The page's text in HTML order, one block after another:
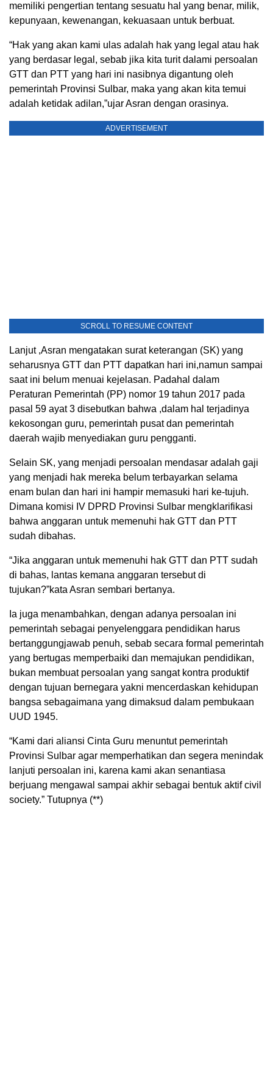
memiliki pengertian tentang sesuatu hal yang benar, milik,
kepunyaan, kewenangan, kekuasaan untuk berbuat.
“Hak yang akan kami ulas adalah hak yang legal atau hak
yang berdasar legal, sebab jika kita turit dalami persoalan
GTT dan PTT yang hari ini nasibnya digantung oleh
pemerintah Provinsi Sulbar, maka yang akan kita temui
adalah ketidak adilan,”ujar Asran dengan orasinya.
ADVERTISEMENT
SCROLL TO RESUME CONTENT
Lanjut ,Asran mengatakan surat keterangan (SK) yang
seharusnya GTT dan PTT dapatkan hari ini,namun sampai
saat ini belum menuai kejelasan. Padahal dalam
Peraturan Pemerintah (PP) nomor 19 tahun 2017 pada
pasal 59 ayat 3 disebutkan bahwa ,dalam hal terjadinya
kekosongan guru, pemerintah pusat dan pemerintah
daerah wajib menyediakan guru pengganti.
Selain SK, yang menjadi persoalan mendasar adalah gaji
yang menjadi hak mereka belum terbayarkan selama
enam bulan dan hari ini hampir memasuki hari ke-tujuh.
Dimana komisi IV DPRD Provinsi Sulbar mengklarifikasi
bahwa anggaran untuk memenuhi hak GTT dan PTT
sudah dibahas.
“Jika anggaran untuk memenuhi hak GTT dan PTT sudah
di bahas, lantas kemana anggaran tersebut di
tujukan?”kata Asran sembari bertanya.
Ia juga menambahkan, dengan adanya persoalan ini
pemerintah sebagai penyelenggara pendidikan harus
bertanggungjawab penuh, sebab secara formal pemerintah
yang bertugas memperbaiki dan memajukan pendidikan,
bukan membuat persoalan yang sangat kontra produktif
dengan tujuan bernegara yakni mencerdaskan kehidupan
bangsa sebagaimana yang dimaksud dalam pembukaan
UUD 1945.
“Kami dari aliansi Cinta Guru menuntut pemerintah
Provinsi Sulbar agar memperhatikan dan segera menindak
lanjuti persoalan ini, karena kami akan senantiasa
berjuang mengawal sampai akhir sebagai bentuk aktif civil
society.” Tutupnya (**)